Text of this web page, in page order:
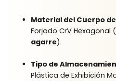
Material del Cuerpo
Forjado CrV Hexagonal (
agarre).
Tipo de
Plástica de Exhibición